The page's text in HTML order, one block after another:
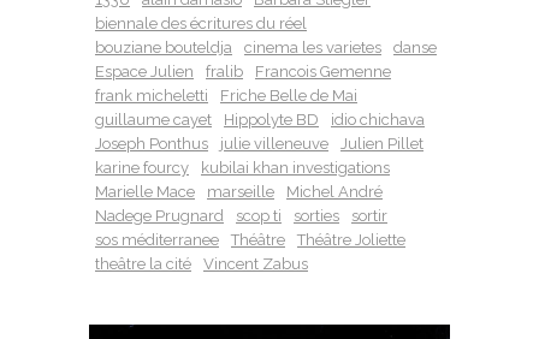
biennale des écritures du réel
bouziane bouteldja
cinema les varietes
danse
Espace Julien
fralib
Francois Gemenne
frank micheletti
Friche Belle de Mai
guillaume cayet
Hippolyte BD
idio chichava
Joseph Ponthus
julie villeneuve
Julien Pillet
karine fourcy
kubilai khan investigations
Marielle Mace
marseille
Michel André
Nadege Prugnard
scop ti sorties
sortir
sos méditerranee
Théâtre
Théâtre Joliette
theâtre la cité
Vincent Zabus